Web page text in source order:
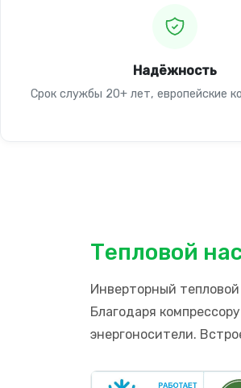
Надёжность
Срок службы 20+ лет, европейские
Тепловой
Инверторный
Благодаря
энергоносители.